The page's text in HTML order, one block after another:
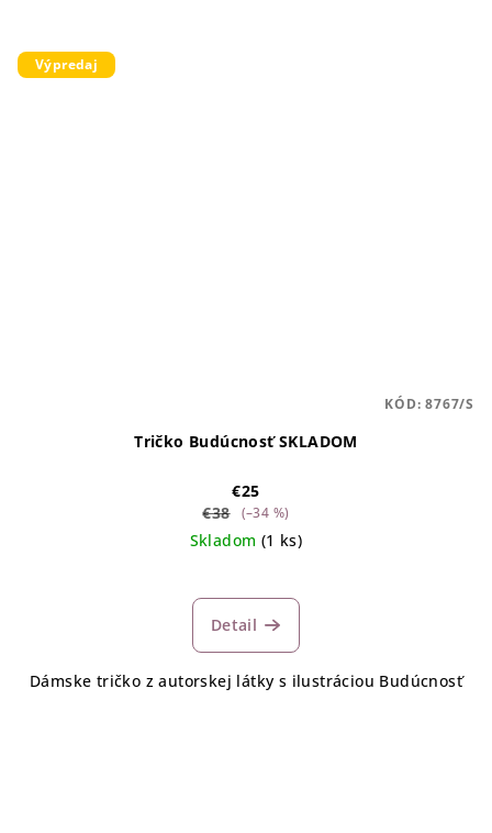
Výpredaj
Tričko Budúcnosť SKLADOM
€25
€38
(–34 %)
Skladom (1 ks)
Detail
Dámske tričko z autorskej látky s ilustráciou Budúcnosť
KÓD:8767/S